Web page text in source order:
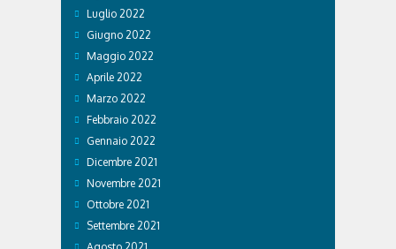
Luglio 2022
Giugno 2022
Maggio 2022
Aprile 2022
Marzo 2022
Febbraio 2022
Gennaio 2022
Dicembre 2021
Novembre 2021
Ottobre 2021
Settembre 2021